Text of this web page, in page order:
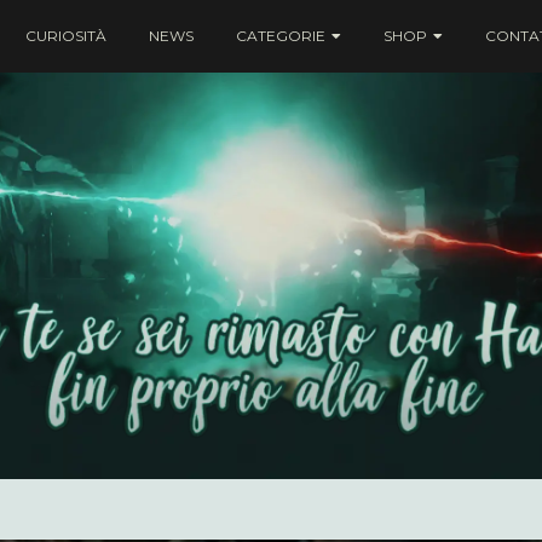
CURIOSITÀ NEWS CATEGORIE SHOP
rimasto con Harry